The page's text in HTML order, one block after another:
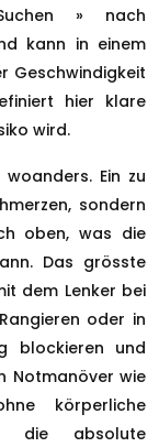
» nach
kann in einem
Geschwindigkeit
hier klare
wird.
Ein zu
sondern
oben, was die
Das grösste
dem Lenker bei
oder in
blockieren und
Notmanöver wie
körperliche
die absolute